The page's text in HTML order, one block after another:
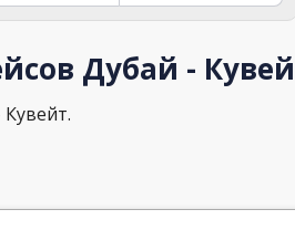
Дубай -